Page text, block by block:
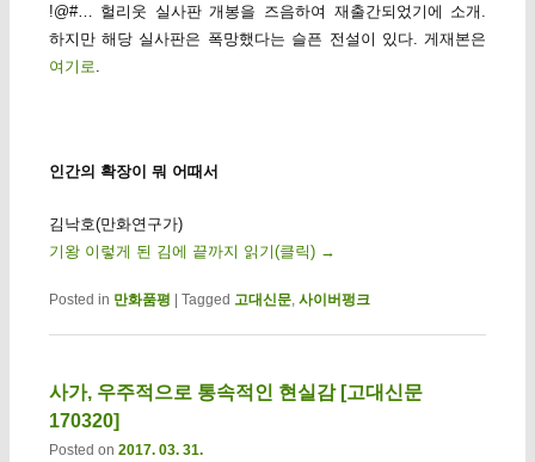
!@#… 헐리웃 실사판 개봉을 즈음하여 재출간되었기에 소개.
하지만 해당 실사판은 폭망했다는 슬픈 전설이 있다. 게재본은
여기로.
인간의 확장이 뭐 어때서
김낙호(만화연구가)
기왕 이렇게 된 김에 끝까지 읽기(클릭) →
Posted in 만화품평 | Tagged 고대신문, 사이버펑크
사가, 우주적으로 통속적인 현실감 [고대신문
170320]
Posted on 2017. 03. 31.